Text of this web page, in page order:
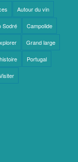
Autour du vin
Sodré Campolide
Grand large
Portugal